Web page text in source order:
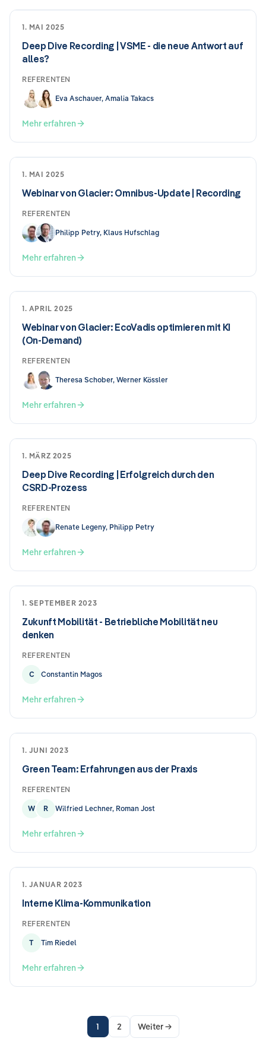
1. MAI 2025
Deep Dive Recording | VSME - die neue Antwort auf
alles?
REFERENTEN
Eva Aschauer, Amalia Takacs
Mehr erfahren
1. MAI 2025
Webinar von Glacier: Omnibus-Update | Recording
REFERENTEN
Philipp Petry, Klaus Hufschlag
Mehr erfahren
1. APRIL 2025
Webinar von Glacier: EcoVadis optimieren mit KI
(On-Demand)
REFERENTEN
Theresa Schober, Werner Kössler
Mehr erfahren
1. MÄRZ 2025
Deep Dive Recording | Erfolgreich durch den
CSRD-Prozess
REFERENTEN
Renate Legeny, Philipp Petry
Mehr erfahren
1. SEPTEMBER 2023
Zukunft Mobilität - Betriebliche Mobilität neu
denken
REFERENTEN
C Constantin Magos
Mehr erfahren
1. JUNI 2023
Green Team: Erfahrungen aus der Praxis
REFERENTEN
W R Wilfried Lechner, Roman Jost
Mehr erfahren
1. JANUAR 2023
Interne Klima-Kommunikation
REFERENTEN
T Tim Riedel
Mehr erfahren
1 2 Weiter→